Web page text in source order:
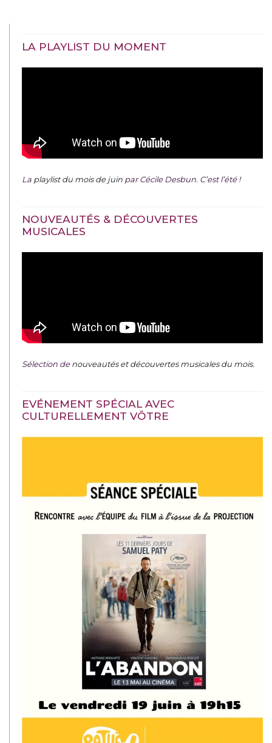
LA PLAYLIST DU MOMENT
La playlist du mois de juin par Cécile Desbun. C’est l’été !
NOUVEAUTÉS & DÉCOUVERTES
MUSICALES
Sélection denouveautés et découvertes musicales du mois.
EVÉNEMENT SPÉCIAL AVEC
CULTURELLEMENT VÔTRE